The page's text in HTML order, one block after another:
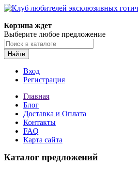
Корзина ждет
Выберите любое предложение
Найти
Вход
Регистрация
Главная
Блог
Доставка и Оплата
Контакты
FAQ
Карта сайта
Каталог предложений